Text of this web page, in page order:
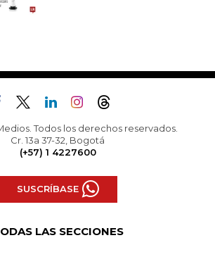
Todos los derechos reservados.
Cr. 13a 37-32, Bogotá
(+57) 1 4227600
SUSCRÍBASE
LAS SECCIONES